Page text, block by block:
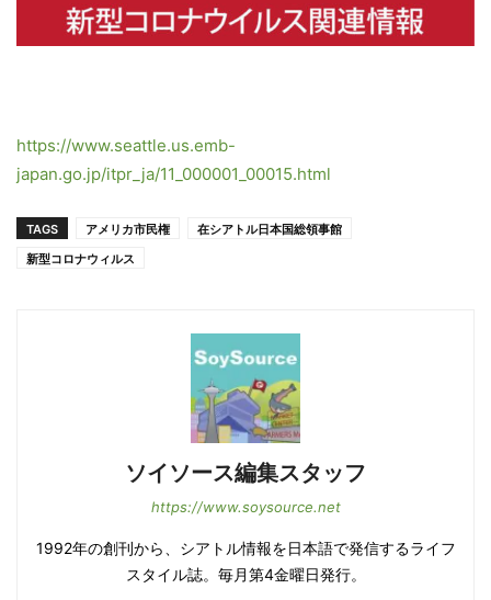
https://www.seattle.us.emb-
japan.go.jp/itpr_ja/11_000001_00015.html
TAGS アメリカ市民権
在シアトル日本国総領事館
新型コロナウィルス
ソイソース編集スタッフ
https://www.soysource.net
1992年の創刊から、シアトル情報を日本語で発信するライフ
スタイル誌。毎月第4金曜日発行。